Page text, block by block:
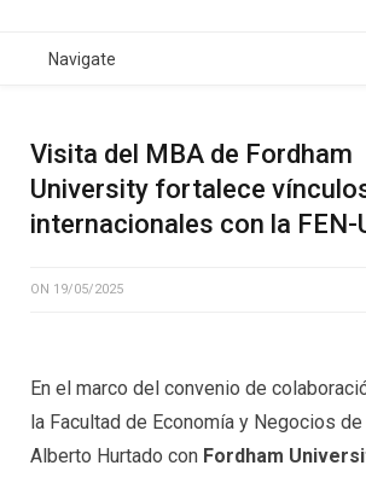
Navigate
Visita del MBA de Fordham
University fortalece
internacionales con la FEN-
ON 19/05/2025
En el marco del convenio de
la Facultad de Economía y Negocios
Alberto Hurtado con Fordham